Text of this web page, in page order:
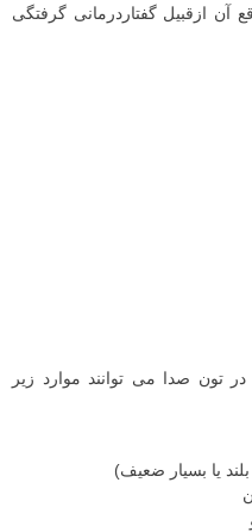
آن ازقبیل گفتاردرمانی گرفتگی
تون صدا می توانند موارد زیر
یا بسیار ضعیف)